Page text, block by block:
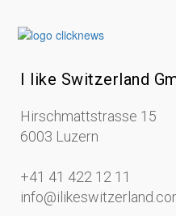
I like Switzerland
Hirschmattstrasse 15
6003 Luzern
+41 41 422 12 11